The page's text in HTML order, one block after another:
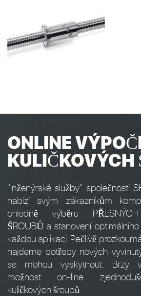
ONLINE
KULIČKOVÝCH
"Inženýrské služby" společnosti
nabízí svým zákazníkům
ohledně výběru PŘESNÝCH
ŠROUBŮ a stanovení
každou aplikaci. Pečlivě
najdeme potřeby nových
se mohou vyskytnout. Brzy
možnost on-line
kuličkových šroubů.